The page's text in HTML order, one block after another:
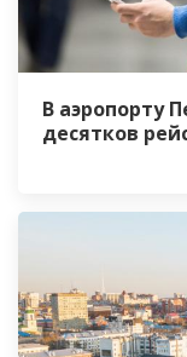
В аэропорту
десятков